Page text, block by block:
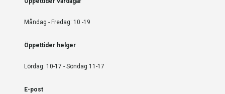
Måndag - Fredag: 10 -19
Öppettider helger
Lördag: 10-17 - Söndag 11-17
E-post